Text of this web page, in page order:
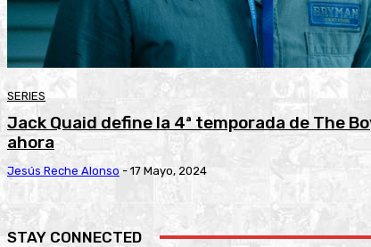
SERIES
Jack Quaid define la 4ª temporada de The
ahora
Jesús Reche Alonso - 17 Mayo, 2024
STAY CONNECTED